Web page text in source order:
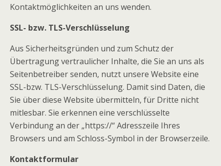
Kontaktmöglichkeiten an uns wenden.
SSL- bzw. TLS-Verschlüsselung
Aus Sicherheitsgründen und zum Schutz der
Übertragung vertraulicher Inhalte, die Sie an uns als
Seitenbetreiber senden, nutzt unsere Website eine
SSL-bzw. TLS-Verschlüsselung. Damit sind Daten, die
Sie über diese Website übermitteln, für Dritte nicht
mitlesbar. Sie erkennen eine verschlüsselte
Verbindung an der „https://“ Adresszeile Ihres
Browsers und am Schloss-Symbol in der Browserzeile.
Kontaktformular